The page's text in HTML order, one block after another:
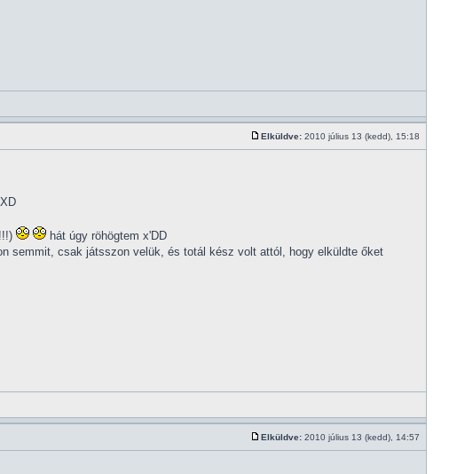
Elküldve: 2010 július 13 (kedd), 15:18
hát úgy röhögtem x'DD
semmit, csak játsszon velük, és totál kész volt attól, hogy elküldte őket
Elküldve: 2010 július 13 (kedd), 14:57